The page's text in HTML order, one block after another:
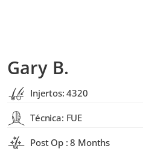
Gary B.
Injertos: 4320
Técnica: FUE
Post Op : 8 Months